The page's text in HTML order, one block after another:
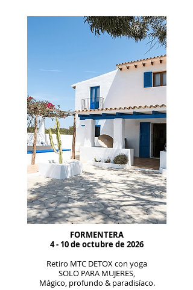
FORMENTERA
4 - 10 de octubre de 2026
Retiro MTC DETOX con yoga
SOLO PARA MUJERES,
Mágico, profundo & paradisíaco.